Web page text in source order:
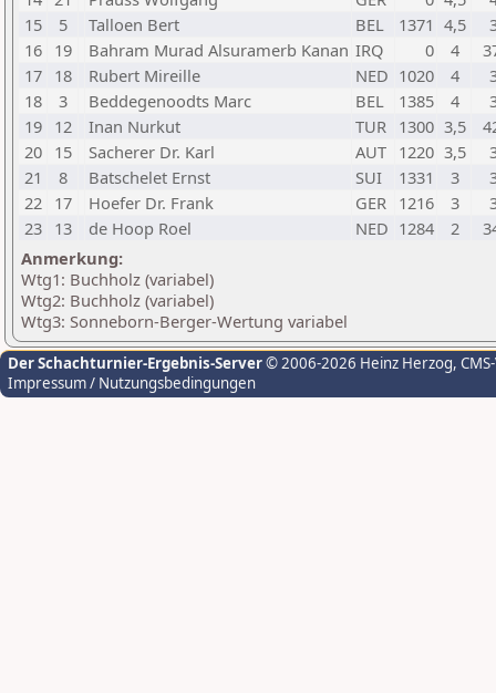
15
5 Talloen Bert BEL 1371 4,5
16 19 Bahram Murad Alsuramerb Kanan IRQ 0 4
17 18 Rubert Mireille NED 1020 4
18
3 Beddegenoodts Marc BEL 1385 4
19 12 Inan Nurkut TUR 1300 3,5
20 15 Sacherer Dr. Karl AUT 1220 3,5
21
8 Batschelet Ernst SUI 1331 3
22 17 Hoefer Dr. Frank GER 1216 3
23 13 de Hoop Roel NED 1284 2
Anmerkung:
Wtg1: Buchholz (variabel)
Wtg2: Buchholz (variabel)
Wtg3: Sonneborn-Berger-Wertung variabel
Der Schachturnier-Ergebnis-Server© 2006-2026 Heinz Herzog,
Impressum / Nutzungsbedingungen